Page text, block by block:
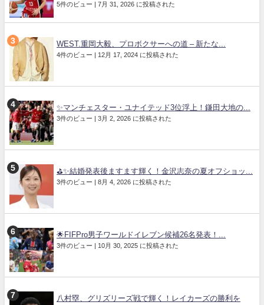
5件のビュー 7月 31, 2026 に投稿された
WEST.重岡大毅、プロボクサーへの道 – 新たな...
4件のビュー 12月 17, 2024 に投稿された
✨マンチェスター・ユナイテッド3位浮上！鎌田大地の...
3件のビュー 3月 2, 2026 に投稿された
⛳✨結婚発表後ますます輝く！金沢志奈の夏オフショッ...
3件のビュー 8月 4, 2026 に投稿された
🌟FIFPro男子ワールドイレブン候補26名発表！...
3件のビュー 10月 30, 2025 に投稿された
八村塁、グリズリーズ戦で輝く！レイカーズの勝利を